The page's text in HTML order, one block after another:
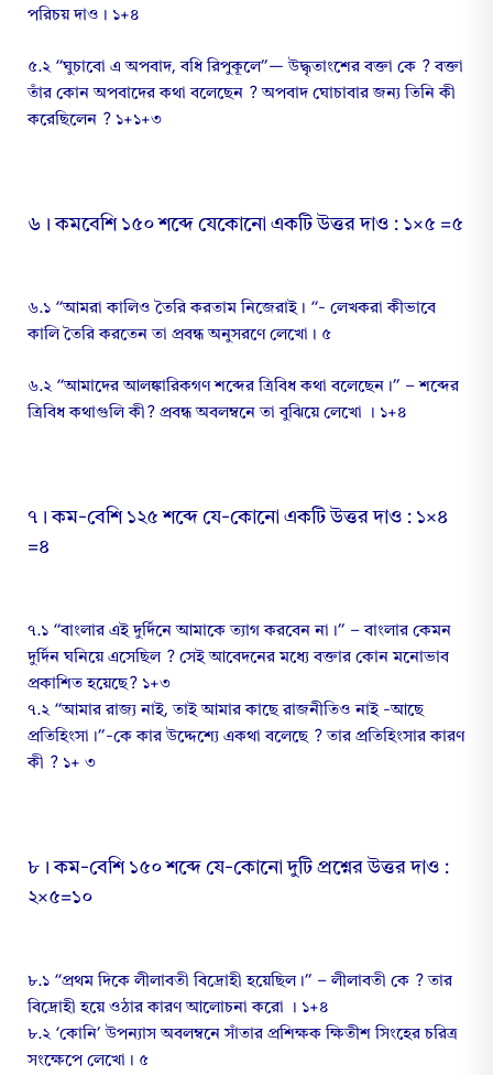
পরিচয় দাও। ১+৪
৫.২ “ঘুচাবো এ অপবাদ, বধি রিপুকূলে”— উদ্ধৃতাংশের বক্তা কে ? বক্তা
তাঁর কোন অপবাদের কথা বলেছেন ? অপবাদ ঘোচাবার জন্য তিনি কী
করেছিলেন ? ১+১+৩
৬। কমবেশি ১৫০ শব্দে যেকোনো একটি উত্তর দাও : ১×৫ =৫
৬.১ “আমরা কালিও তৈরি করতাম নিজেরাই। “- লেখকরা কীভাবে
কালি তৈরি করতেন তা প্রবন্ধ অনুসরণে লেখো। ৫
৬.২ “আমাদের আলঙ্কারিকগণ শব্দের ত্রিবিধ কথা বলেছেন।” – শব্দের
ত্রিবিধ কথাগুলি কী? প্রবন্ধ অবলম্বনে তা বুঝিয়ে লেখো । ১+৪
৭। কম-বেশি ১২৫ শব্দে যে-কোনো একটি উত্তর দাও : ১×৪
=৪
৭.১ “বাংলার এই দুর্দিনে আমাকে ত্যাগ করবেন না।” – বাংলার কেমন
দুর্দিন ঘনিয়ে এসেছিল ? সেই আবেদনের মধ্যে বক্তার কোন মনোভাব
প্রকাশিত হয়েছে? ১+৩
৭.২ “আমার রাজ্য নাই, তাই আমার কাছে রাজনীতিও নাই -আছে
প্রতিহিংসা।”-কে কার উদ্দেশ্যে একথা বলেছে ? তার প্রতিহিংসার কারণ
কী ? ১+ ৩
৮। কম-বেশি ১৫০ শব্দে যে-কোনো দুটি প্রশ্নের উত্তর দাও :
২×৫=১০
৮.১ “প্রথম দিকে লীলাবতী বিদ্রোহী হয়েছিল।” – লীলাবতী কে ? তার
বিদ্রোহী হয়ে ওঠার কারণ আলোচনা করো । ১+৪
৮.২ ‘কোনি’ উপন্যাস অবলম্বনে সাঁতার প্রশিক্ষক ক্ষিতীশ সিংহের চরিত্র
সংক্ষেপে লেখো। ৫